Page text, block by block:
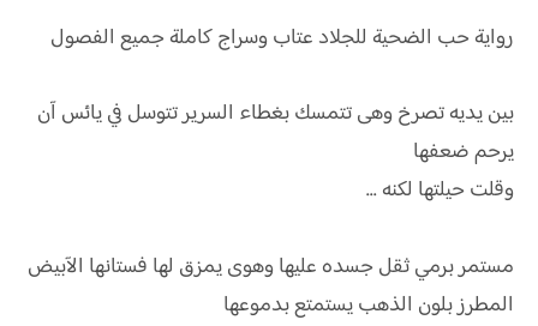
روايةحب الضحية للجلاد عتاب وسراج كاملة جميع الفصول
بين يديه تصرخ وهى تتمسك بغطاء السرير تتوسل في يائس آن
يرحم ضعفها
وقلت حيلتها لكنه ...
مستمر برمي ثقل جسده عليها وهوى يمزق لها فستانها الآبيض
المطرز بلون الذهب يستمتع بدموعها